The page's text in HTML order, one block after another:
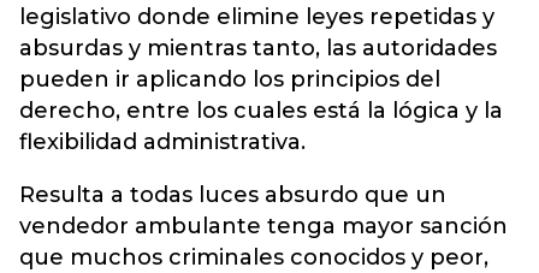
legislativo donde elimine leyes repetidas y
absurdas y mientras tanto, las autoridades
pueden ir aplicando los principios del
derecho, entre los cuales está la lógica y la
flexibilidad administrativa.
Resulta a todas luces absurdo que un
vendedor ambulante tenga mayor sanción
que muchos criminales conocidos y peor,